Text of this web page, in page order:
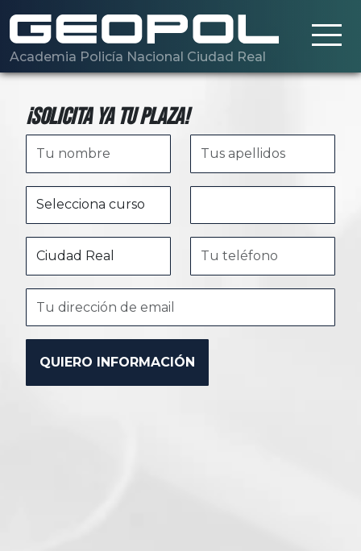
Academia Policía Nacional Ciudad Real
¡Solicita ya tu plaza!